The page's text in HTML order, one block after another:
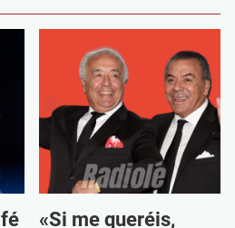
«Si me queréis,